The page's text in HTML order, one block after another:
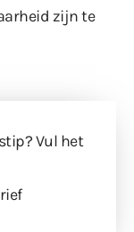
zijn te
Vul het